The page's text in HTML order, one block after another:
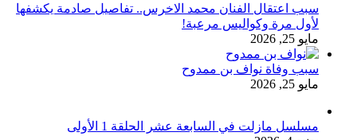
سبب اعتقال الفنان محمد الاخرس.. تفاصيل صادمة يكشفها
لأول مرة وكواليس مرعبة!
مايو 25, 2026
سبب وفاة نواف بن ممدوح
مايو 25, 2026
مسلسل مازلت في السابعة عشر الحلقة 1 الأولى